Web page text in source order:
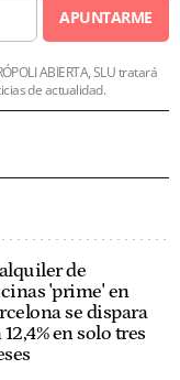
APUNTARME
ABIERTA, SLU tratará
de actualidad.
de
'prime' en
se dispara
en solo tres